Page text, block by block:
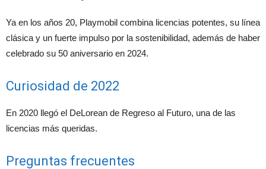
Ya en los años 20, Playmobil combina licencias potentes, su línea
clásica y un fuerte impulso por la sostenibilidad, además de haber
celebrado su 50 aniversario en 2024.
Curiosidad de 2022
En 2020 llegó el DeLorean de Regreso al Futuro, una de las
licencias más queridas.
Preguntas frecuentes